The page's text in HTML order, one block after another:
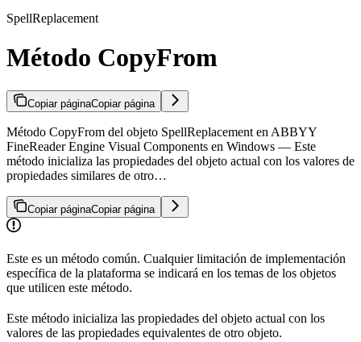
SpellReplacement
Método CopyFrom
Copiar páginaCopiar página
Método CopyFrom del objeto SpellReplacement en ABBYY
FineReader Engine Visual Components en Windows — Este
método inicializa las propiedades del objeto actual con los valores de
propiedades similares de otro…
Copiar páginaCopiar página
Este es un método común. Cualquier limitación de implementación
específica de la plataforma se indicará en los temas de los objetos
que utilicen este método.
Este método inicializa las propiedades del objeto actual con los
valores de las propiedades equivalentes de otro objeto.